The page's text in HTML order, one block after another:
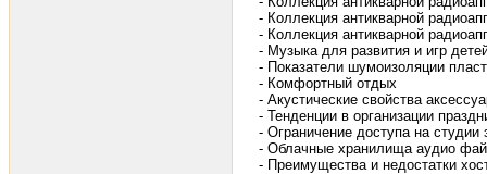
- Коллекция антикварной
- Коллекция антикварной
- Музыка для развития и игр
- Показатели шумоизоляции
- Комфортный отдых
- Акустические свойства
- Тенденции в организации
- Ограничение доступа на студии
- Облачные хранилища аудио
- Преимущества и недостатки